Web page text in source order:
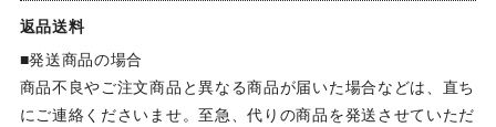
返品送料
■発送商品の場合
商品不良やご注文商品と異なる商品が届いた場合などは、直ち
にご連絡くださいませ。至急、代りの商品を発送させていただ